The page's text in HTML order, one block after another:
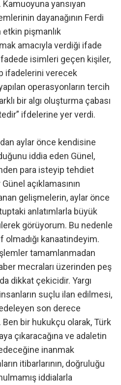
Kamuoyuna yansıyan
dayanağının Ferdi
pişmanlık
amacıyla verdiği ifade
isimleri geçen kişiler,
ifadelerini verecek
operasyonların tercih
bir algı oluşturma çabası
ifdelerine yer verdi.
aylar önce kendisine
iddia eden Günel,
para isteyip tehdiet
açıklamasının
gelişmelerin, aylar önce
anlatımlarla büyük
görüyorum. Bu nedenle
kanaatindeyim.
tamamlanmadan
mecraları üzerinden peş
dikkat çekicidir. Yargı
suçlu ilan edilmesi,
son derece
Ben bir hukukçu olarak, Türk
çıkaracağına ve adaletin
inanmak
itibarlarının, doğruluğu
iddialarla